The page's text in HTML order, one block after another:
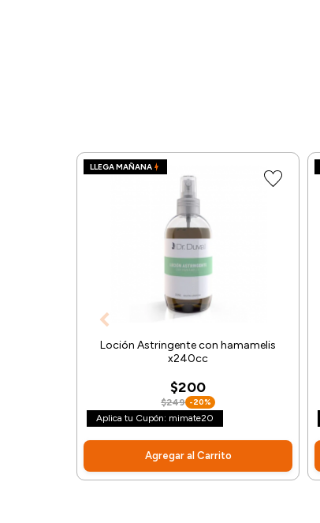
LLEGA MAÑANA
Loción Astringente con hamamelis
x240cc
$200
$249 -20%
Aplica tu Cupón: mimate20
Agregar al Carrito